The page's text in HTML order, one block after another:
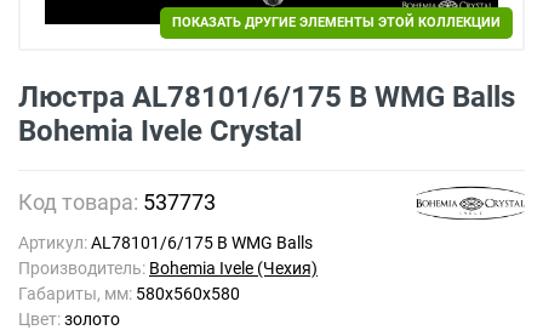
ПОКАЗАТЬ ДРУГИЕ ЭЛЕМЕНТЫ ЭТОЙ КОЛЛЕКЦИИ
Люстра AL78101/6/175 B WMG Balls
Bohemia Ivele Crystal
Код товара: 537773
Артикул:AL78101/6/175 B WMG Balls
Производитель: Bohemia Ivele (Чехия)
Габариты, мм: 580х560x580
Цвет:золото